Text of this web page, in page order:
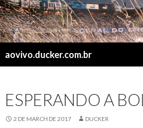
aovivo.ducker.com.br
ESPERANDO A
2 DE MARCH DE 2017 DUCKER